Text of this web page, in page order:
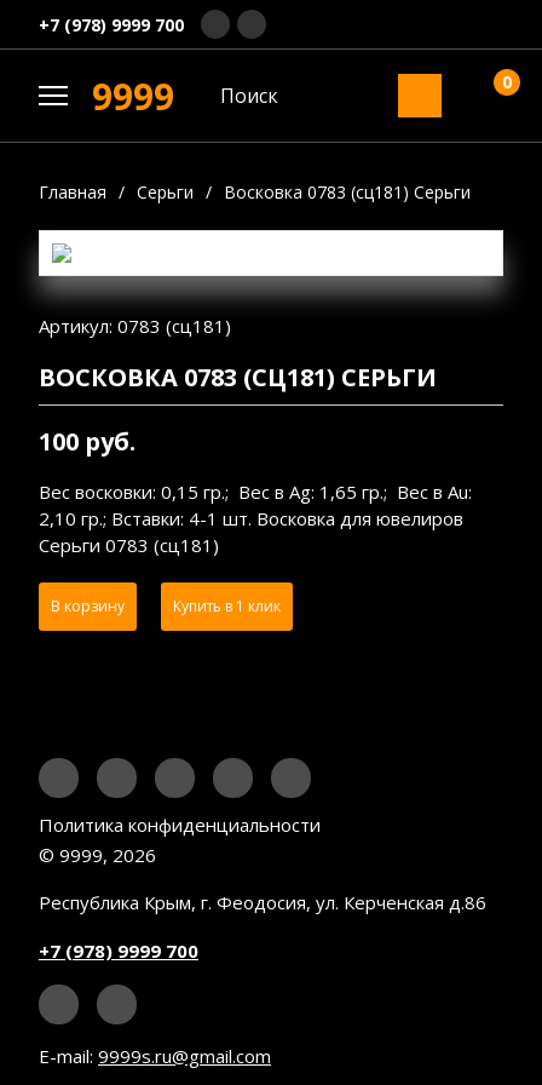
+7 (978) 9999 700
9999 0
Главная / Серьги / Восковка 0783 (сц181) Серьги
Артикул: 0783 (сц181)
ВОСКОВКА 0783 (СЦ181) СЕРЬГИ
100 руб.
Вес восковки: 0,15 гр.; Вес в Ag: 1,65 гр.; Вес в Au:
2,10 гр.; Вставки: 4-1 шт. Восковка для ювелиров
Серьги 0783 (сц181)
В корзину Купить в 1 клик
Политика конфиденциальности
© 9999, 2026
Республика Крым, г. Феодосия, ул. Керченская д.86
+7 (978) 9999 700
E-mail: 9999s.ru@gmail.com